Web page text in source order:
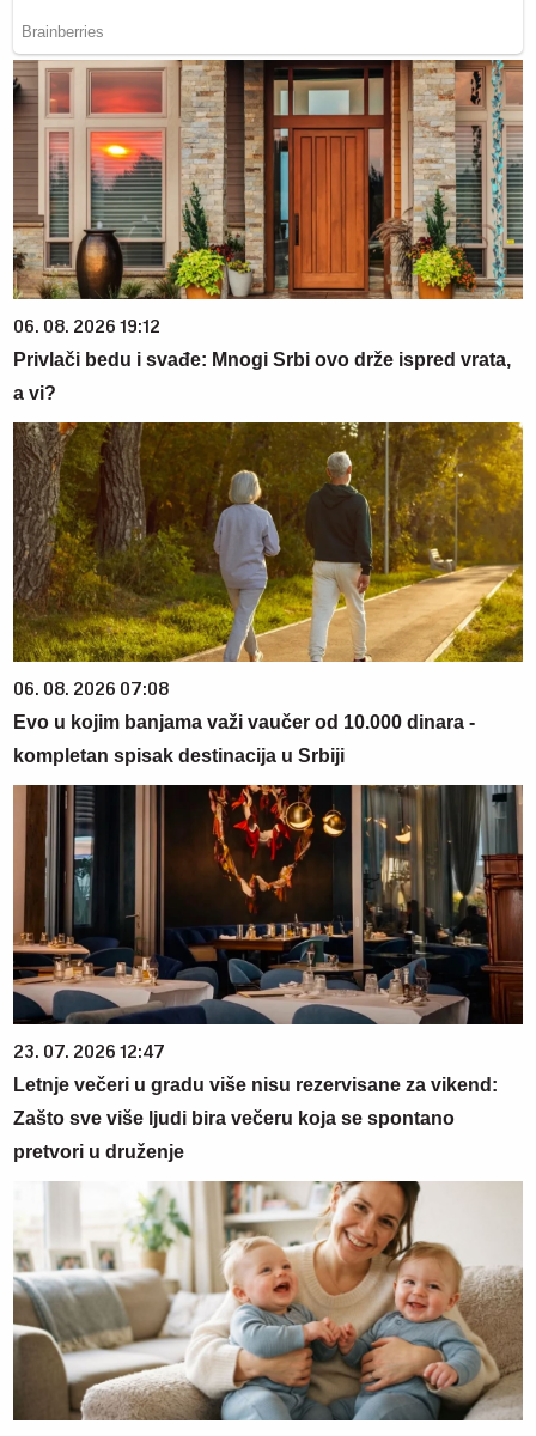
06. 08. 2026 19:12
Privlači bedu i svađe: Mnogi Srbi ovo drže ispred vrata,
a vi?
06. 08. 2026 07:08
Evo u kojim banjama važi vaučer od 10.000 dinara -
kompletan spisak destinacija u Srbiji
23. 07. 2026 12:47
Letnje večeri u gradu više nisu rezervisane za vikend:
Zašto sve više ljudi bira večeru koja se spontano
pretvori u druženje